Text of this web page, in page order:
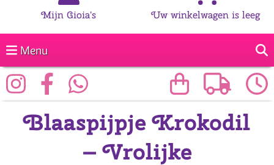
Mijn Gioia's Uw winkelwagen is leeg
Menu
Blaaspijpje Krokodil
– Vrolijke